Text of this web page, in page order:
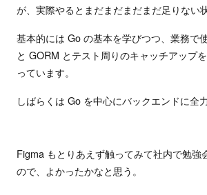
が、実際やるとまだまだまだまだ足りない状
基本的には Go の基本を学びつつ、業務で
と GORM とテスト周りのキャッチアップ
っています。
しばらくは Go を中心にバックエンドに全
Figma もとりあえず触ってみて社内で勉強
ので、よかったかなと思う。